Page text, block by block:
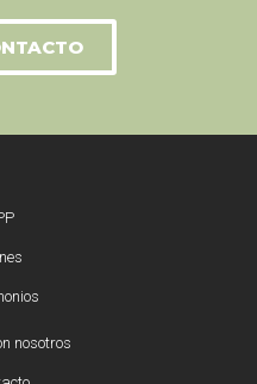
nosotros